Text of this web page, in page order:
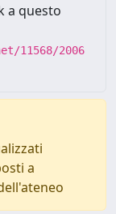
a questo
11568/2006
a